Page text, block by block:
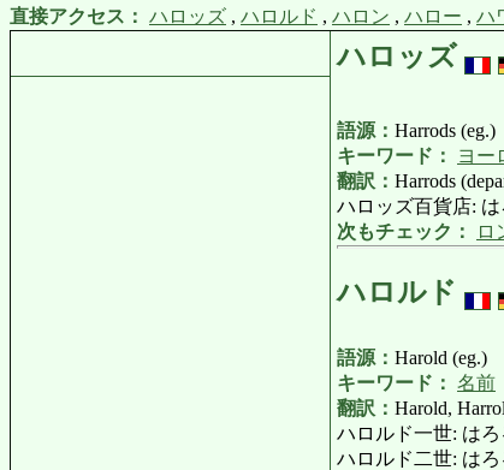
直接アクセス： ハロッズ , ハロルド , ハロン , ハロー , ハ
ハロッズ
語源： Harrods (eg.)
キーワード：
ヨー
翻訳： Harrods
ハロッズ百貨店: は
次もチェック：
ロ
ハロルド
語源： Harold (eg.)
キーワード： 名前
翻訳： Harold,
ハロルド一世: は
ハロルド二世: は